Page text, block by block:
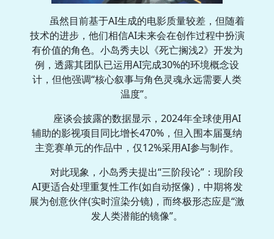
虽然目前基于AI生成的电影质量较差，但随着
技术的进步，他们相信AI未来会在创作过程中扮演
有价值的角色。小岛秀夫以《死亡搁浅2》开发为
例，透露其团队已运用AI完成30%的环境概念设
计，但他强调“核心叙事与角色灵魂永远需要人类
温度”。
座谈会披露的数据显示，2024年全球使用AI
辅助的影视项目同比增长470%，但入围本届戛纳
主竞赛单元的作品中，仅12%采用AI参与制作。
对此现象，小岛秀夫提出“三阶段论”：现阶段
AI更适合处理重复性工作(如自动抠像)，中期将发
展为创意伙伴(实时渲染分镜)，而终极形态应是“激
发人类潜能的镜像”。